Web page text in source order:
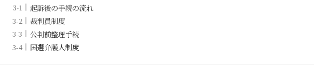
起訴後の手続の流れ
裁判員制度
公判前整理手続
国選弁護人制度